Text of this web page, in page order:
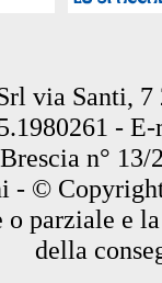
via Santi, 7
-
n°
- ©
parziale e
della